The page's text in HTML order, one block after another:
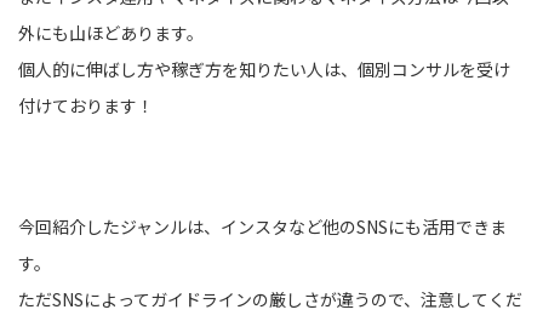
外にも山ほどあります。
個人的に伸ばし方や稼ぎ方を知りたい人は、個別コンサルを受け
付けております！
今回紹介したジャンルは、インスタなど他のSNSにも活用できま
す。
ただSNSによってガイドラインの厳しさが違うので、注意してくだ